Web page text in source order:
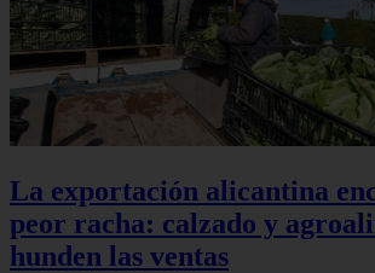
La exportación alicantina
peor racha: calzado y
hunden las ventas